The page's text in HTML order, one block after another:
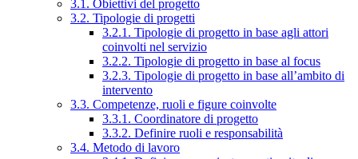
3.1. Obiettivi del progetto
3.2. Tipologie di progetti
3.2.1. Tipologie di progetto in base agli attori
coinvolti nel servizio
3.2.2. Tipologie di progetto in base al focus
3.2.3. Tipologie di progetto in base all’ambito di
intervento
3.3. Competenze, ruoli e figure coinvolte
3.3.1. Coordinatore di progetto
3.3.2. Definire ruoli e responsabilità
3.4. Metodo di lavoro